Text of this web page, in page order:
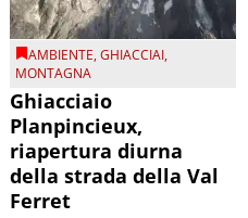
AMBIENTE,GHIACCIAI,
MONTAGNA
Ghiacciaio
Planpincieux,
riapertura diurna
della strada della Val
Ferret